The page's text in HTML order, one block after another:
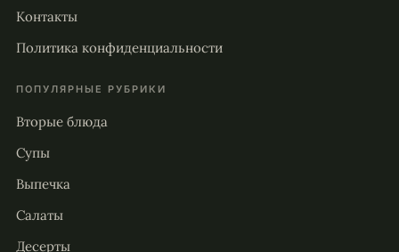
Контакты
Политика конфиденциальности
ПОПУЛЯРНЫЕ РУБРИКИ
Вторые блюда
Супы
Выпечка
Салаты
Десерты